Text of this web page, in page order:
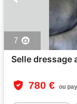
7
Selle dressage
780 € ou